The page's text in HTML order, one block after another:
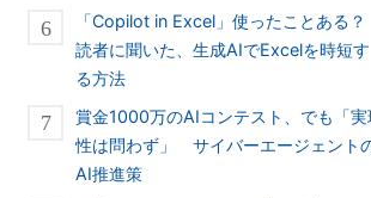
「Copilot in Excel」使ったことある
読者に聞いた、生成AIでExcelを時短す
る方法
賞金1000万のAIコンテスト、でも「実
性は問わず」 サイバーエージェント
AI推進策